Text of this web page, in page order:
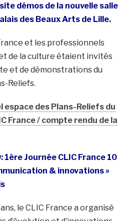
démos de la nouvelle salle
des Beaux Arts de Lille.
et les professionnels
de la culture étaient invités
et de démonstrations du
Reliefs.
espace des Plans-Reliefs du
France / compte rendu de la
1ère Journée CLIC France 10
& innovations »
le CLIC France a organisé